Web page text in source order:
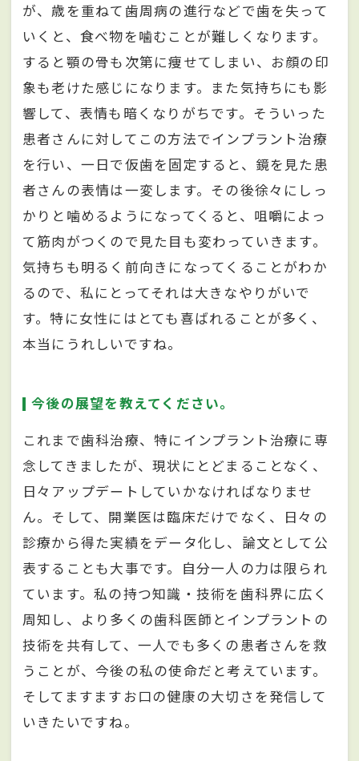
が、歳を重ねて歯周病の進行などで歯を失って
いくと、食べ物を噛むことが難しくなります。
すると顎の骨も次第に痩せてしまい、お顔の印
象も老けた感じになります。また気持ちにも影
響して、表情も暗くなりがちです。そういった
患者さんに対してこの方法でインプラント治療
を行い、一日で仮歯を固定すると、鏡を見た患
者さんの表情は一変します。その後徐々にしっ
かりと噛めるようになってくると、咀嚼によっ
て筋肉がつくので見た目も変わっていきます。
気持ちも明るく前向きになってくることがわか
るので、私にとってそれは大きなやりがいで
す。特に女性にはとても喜ばれることが多く、
本当にうれしいですね。
今後の展望を教えてください。
これまで歯科治療、特にインプラント治療に専
念してきましたが、現状にとどまることなく、
日々アップデートしていかなければなりませ
ん。そして、開業医は臨床だけでなく、日々の
診療から得た実績をデータ化し、論文として公
表することも大事です。自分一人の力は限られ
ています。私の持つ知識・技術を歯科界に広く
周知し、より多くの歯科医師とインプラントの
技術を共有して、一人でも多くの患者さんを救
うことが、今後の私の使命だと考えています。
そしてますますお口の健康の大切さを発信して
いきたいですね。